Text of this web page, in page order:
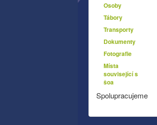
Osoby
Tábory
Transporty
Dokumenty
Fotografie
Místa
související s
šoa
Spolupracujeme